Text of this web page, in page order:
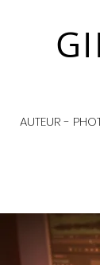
AUTEUR -